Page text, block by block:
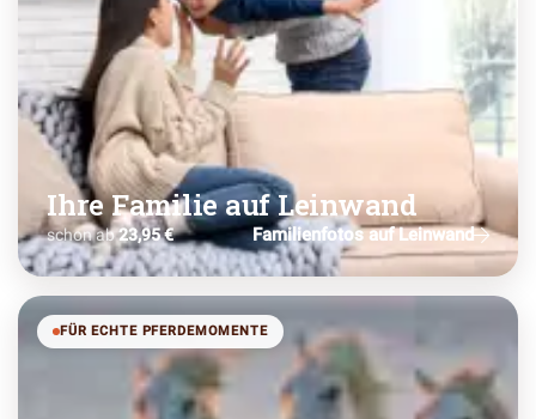
Ihre Familie auf Leinwand
schon ab23,95 € Familienfotos auf Leinwand
FÜR ECHTE PFERDEMOMENTE